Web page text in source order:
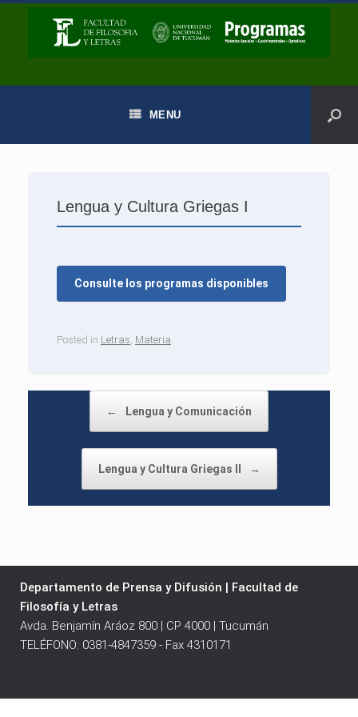
MENU
Lengua y Cultura Griegas I
Consulte los programas disponibles
Posted in Letras Materia
← Lengua y Comunicación
Lengua y Cultura Griegas II →
Departamento de Prensa y Difusión | Facultad de
Filosofía y Letras
Avda. Benjamín Aráoz 800 | CP 4000 | Tucumán
TELÉFONO: 0381-4847359 - Fax 4310171